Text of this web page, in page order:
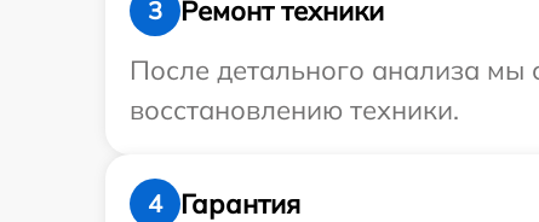
3
Ремонт техники
После детального анализа мы
восстановлению техники.
4
Гарантия